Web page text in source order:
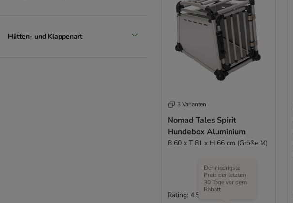
Hütten- und Klappenart
3 Varianten
Nomad Tales Spirit
Hundebox Aluminium
B 60 x T 81 x H 66 cm (Größe M)
Der niedrigste
Preis der letzten
30 Tage vor dem
Rabatt
Rating: 4.5/5